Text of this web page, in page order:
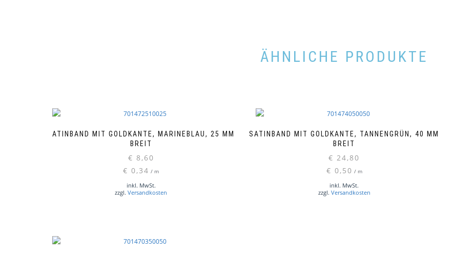
ÄHNLICHE PRODUKTE
SATINBAND MIT GOLDKANTE, MARINEBLAU, 25 MM
BREIT
€ 8,60
€ 0,34 / m
inkl. MwSt.
zzgl.Versandkosten
SATINBAND MIT GOLDKANTE, TANNENGRÜN, 40 MM
BREIT
€ 24,80
€ 0,50 / m
inkl. MwSt.
zzgl. Versandkosten